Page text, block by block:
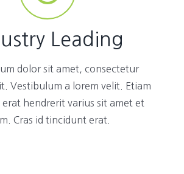
Leading
dolor sit amet, consectetur
Vestibulum a lorem velit. Etiam
erat hendrerit varius sit amet et
Cras id tincidunt erat.